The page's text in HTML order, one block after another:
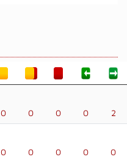
0 0 0 0 2
0 0 0 0 0